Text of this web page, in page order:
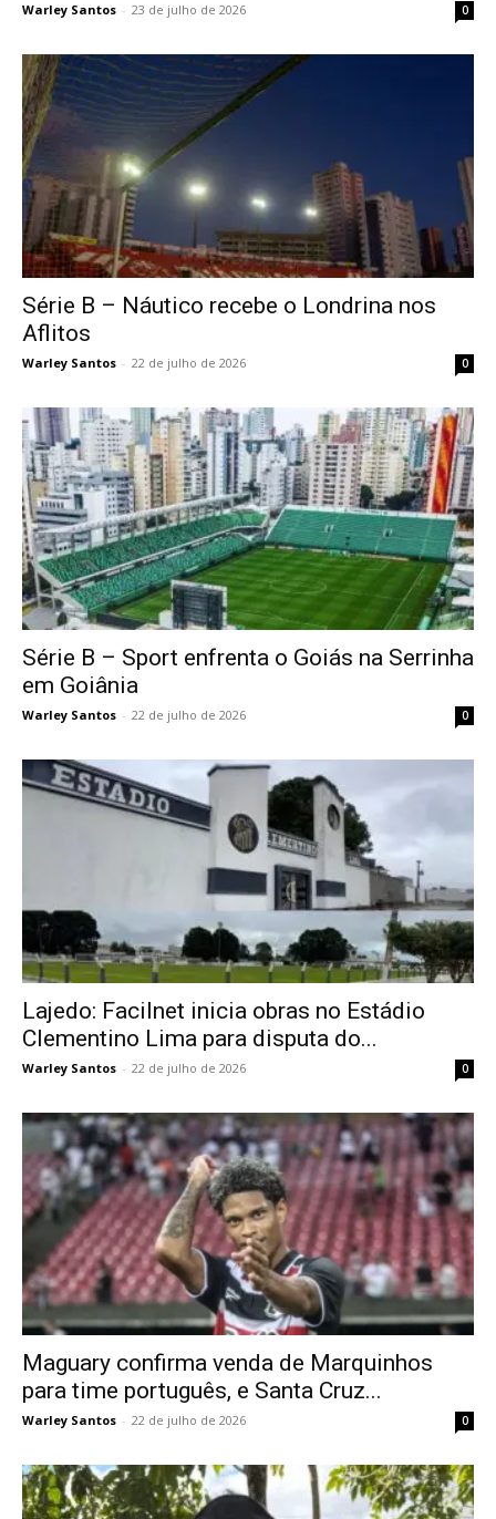
Warley Santos - 23 de julho de 2026 0
Série B – Náutico recebe o Londrina nos
Aflitos
Warley Santos - 22 de julho de 2026 0
Série B – Sport enfrenta o Goiás na Serrinha
em Goiânia
Warley Santos - 22 de julho de 2026 0
Lajedo: Facilnet inicia obras no Estádio
Clementino Lima para disputa do...
Warley Santos - 22 de julho de 2026 0
Maguary confirma venda de Marquinhos
para time português, e Santa Cruz...
Warley Santos - 22 de julho de 2026 0